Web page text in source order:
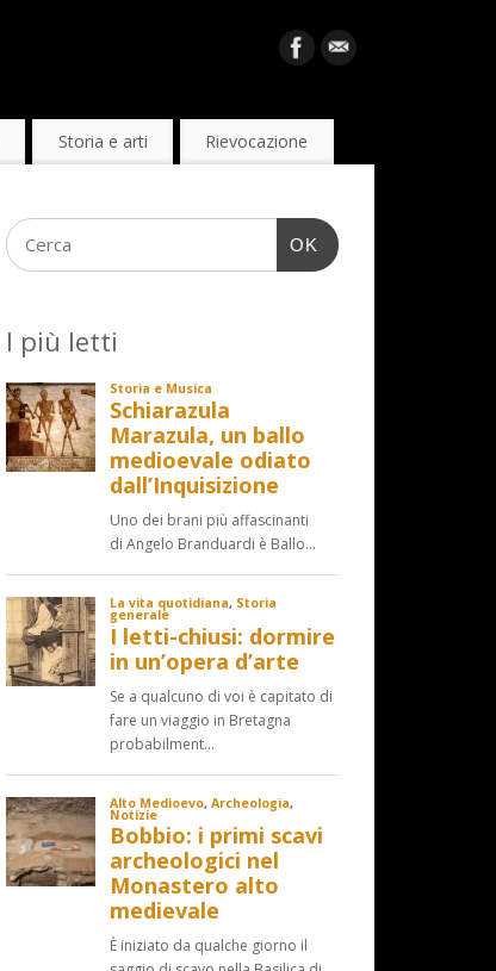
Storia e arti Rievocazione
OK
I più letti